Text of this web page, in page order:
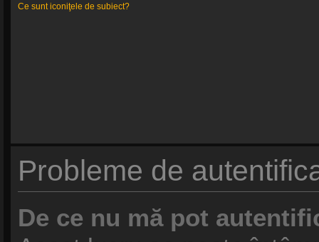
Ce sunt iconiţele de subiect?
Probleme de
De ce nu mă pot